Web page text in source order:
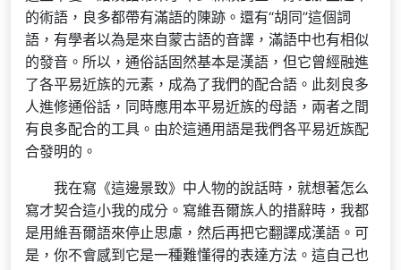
的術語，良多都帶有滿語的陳跡。還有“胡同”這個詞
語，有學者以為是來自蒙古語的音譯，滿語中也有相似
的發音。所以，通俗話固然基本是漢語，但它曾經融進
了各平易近族的元素，成為了我們的配合語。此刻良多
人進修通俗話，同時應用本平易近族的母語，兩者之間
有良多配合的工具。由於這通用語是我們各平易近族配
合發明的。
我在寫《這邊景致》中人物的說話時，就想著怎么
寫才契合這小我的成分。寫維吾爾族人的措辭時，我都
是用維吾爾語來停止思慮，然后再把它翻譯成漢語。可
是，你不會感到它是一種難懂得的表達方法。這自己也